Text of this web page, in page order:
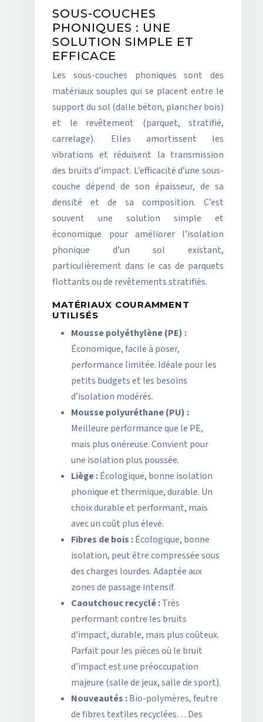
SOUS-COUCHES
PHONIQUES : UNE
SOLUTION SIMPLE ET
EFFICACE
Les sous-couches phoniques sont des
matériaux souples qui se placent entre le
support du sol (dalle béton, plancher bois)
et le revêtement (parquet, stratifié,
carrelage). Elles amortissent les
vibrations et réduisent la transmission
des bruits d’impact. L’efficacité d’une sous-
couche dépend de son épaisseur, de sa
densité et de sa composition. C’est
souvent une solution simple et
économique pour améliorer l’isolation
phonique d’un sol existant,
particulièrement dans le cas de parquets
flottants ou de revêtements stratifiés.
MATÉRIAUX COURAMMENT
UTILISÉS
Mousse polyéthylène (PE) :
Économique, facile à poser,
performance limitée. Idéale pour les
petits budgets et les besoins
d’isolation modérés.
Mousse polyuréthane (PU) :
Meilleure performance que le PE,
mais plus onéreuse. Convient pour
une isolation plus poussée.
Liège :Écologique, bonne isolation
phonique et thermique, durable. Un
choix durable et performant, mais
avec un coût plus élevé.
Fibres de bois :Écologique, bonne
isolation, peut être compressée sous
des charges lourdes. Adaptée aux
zones de passage intensif.
Caoutchouc recyclé :Très
performant contre les bruits
d’impact, durable, mais plus coûteux.
Parfait pour les pièces où le bruit
d’impact est une préoccupation
majeure (salle de jeux, salle de sport).
Nouveautés :Bio-polymères, feutre
de fibres textiles recyclées… Des